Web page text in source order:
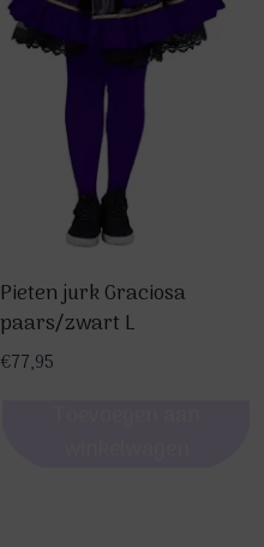
Pieten jurk Graciosa
paars/zwart L
€77,95